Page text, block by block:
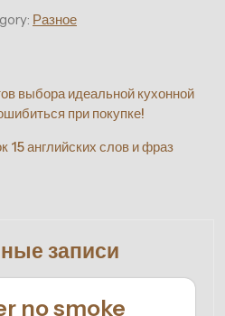
Разное
выбора идеальной кухонной
при покупке!
15 английских слов и фраз
записи
no smoke